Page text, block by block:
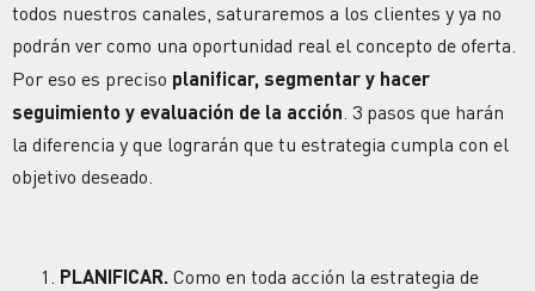
todos nuestros canales, saturaremos a los clientes y ya no
podrán ver como una oportunidad real el concepto de oferta.
Por eso es preciso planificar, segmentar y hacer
seguimiento y evaluación de la acción. 3 pasos que harán
la diferencia y que lograrán que tu estrategia cumpla con el
objetivo deseado.
PLANIFICAR. Como en toda acción la estrategia de